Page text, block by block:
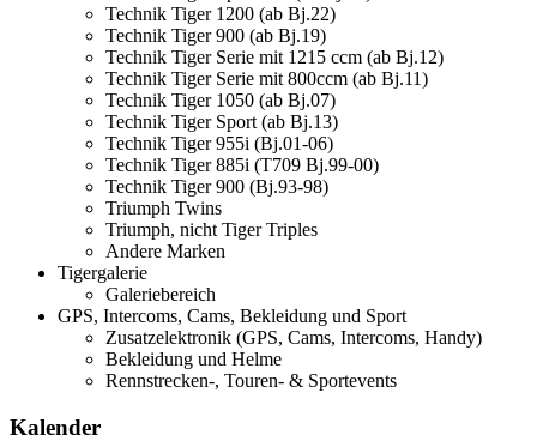
Technik Tiger 1200 (ab Bj.22)
Technik Tiger 900 (ab Bj.19)
Technik Tiger Serie mit 1215 ccm (ab Bj.12)
Technik Tiger Serie mit 800ccm (ab Bj.11)
Technik Tiger 1050 (ab Bj.07)
Technik Tiger Sport (ab Bj.13)
Technik Tiger 955i (Bj.01-06)
Technik Tiger 885i (T709 Bj.99-00)
Technik Tiger 900 (Bj.93-98)
Triumph Twins
Triumph, nicht Tiger Triples
Andere Marken
Tigergalerie
Galeriebereich
GPS, Intercoms, Cams, Bekleidung und Sport
Zusatzelektronik (GPS, Cams, Intercoms, Handy)
Bekleidung und Helme
Rennstrecken-, Touren- & Sportevents
Kalender